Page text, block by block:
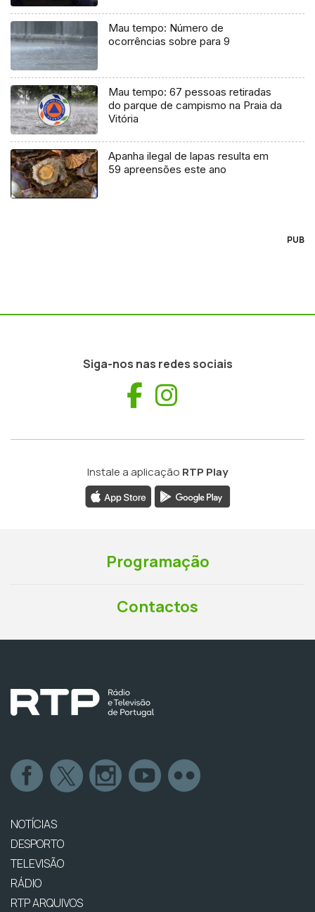
Mau tempo: Número de
ocorrências sobre para 9
Mau tempo: 67 pessoas retiradas
do parque de campismo na Praia da
Vitória
Apanha ilegal de lapas resulta em
59 apreensões este ano
PUB
Siga-nos nas redes sociais
Facebook
Instale a aplicação RTP Play
Programação
Contactos
NOTÍCIAS
DESPORTO
TELEVISÃO
RÁDIO
RTP ARQUIVOS